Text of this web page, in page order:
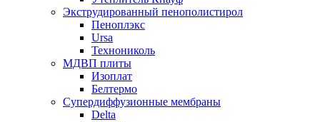
Экструдированный пенополистирол
Пеноплэкс
Ursa
Технониколь
МДВП плиты
Изоплат
Белтермо
Супердиффузионные мембраны
Delta